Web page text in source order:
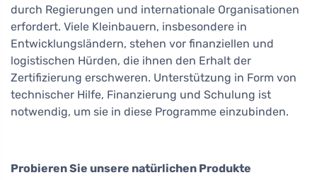
durch Regierungen und internationale Organisationen
erfordert. Viele Kleinbauern, insbesondere in
Entwicklungsländern, stehen vor finanziellen und
logistischen Hürden, die ihnen den Erhalt der
Zertifizierung erschweren. Unterstützung in Form von
technischer Hilfe, Finanzierung und Schulung ist
notwendig, um sie in diese Programme einzubinden.
Probieren Sie unsere natürlichen Produkte